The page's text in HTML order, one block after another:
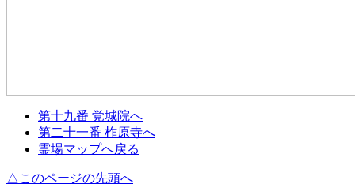
第十九番 覚城院へ
第二十一番 柞原寺へ
霊場マップへ戻る
△このページの先頭へ